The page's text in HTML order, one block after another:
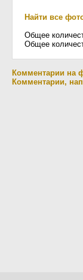
Найти все
Общее
Общее
Комментарии на
Комментарии,